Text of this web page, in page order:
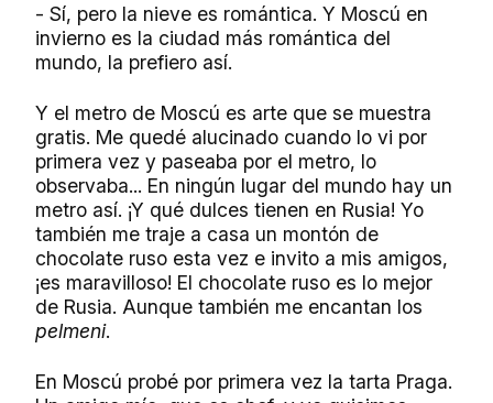
- Sí, pero la nieve es romántica. Y Moscú en
invierno es la ciudad más romántica del
mundo, la prefiero así.
Y el metro de Moscú es arte que se muestra
gratis. Me quedé alucinado cuando lo vi por
primera vez y paseaba por el metro, lo
observaba... En ningún lugar del mundo hay un
metro así. ¡Y qué dulces tienen en Rusia! Yo
también me traje a casa un montón de
chocolate ruso esta vez e invito a mis amigos,
¡es maravilloso! El chocolate ruso es lo mejor
de Rusia. Aunque también me encantan los
pelmeni.
En Moscú probé por primera vez la tarta Praga.